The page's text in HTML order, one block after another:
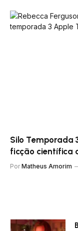
Silo Temporada
ficção científica
Por Matheus Amorim